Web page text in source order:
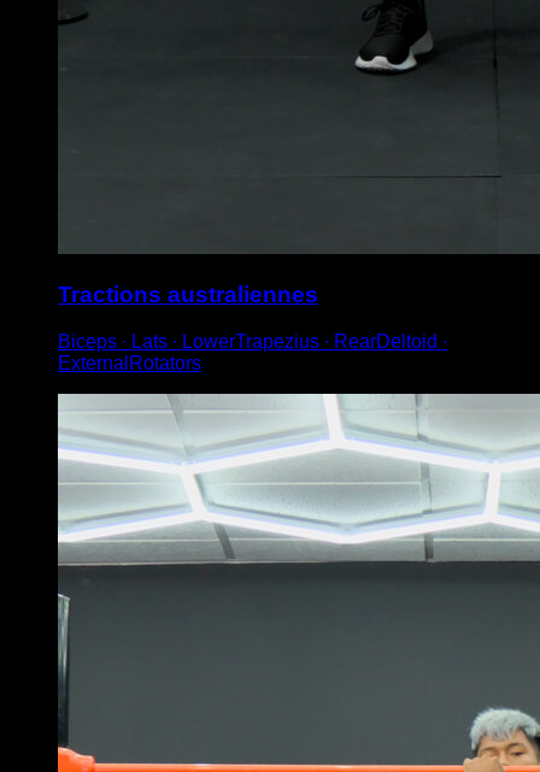
Tractions australiennes
Biceps ∙ Lats ∙ LowerTrapezius ∙ RearDeltoid ∙
ExternalRotators